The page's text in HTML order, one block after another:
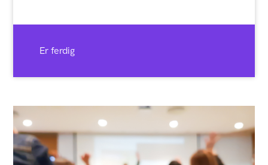
Er ferdig